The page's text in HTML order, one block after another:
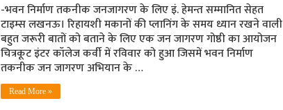
-भवन निर्माण तकनीक जनजागरण के लिए इं. हेमन्त सम्मानित सेहत
टाइम्स लखनऊ। रिहायशी मकानों की प्लानिंग के समय ध्यान रखने वाली
बहुत जरूरी बातों को बताने के लिए एक जन जागरण गोष्ठी का आयोजन
चित्रकूट इंटर कॉलेज कर्वी में रविवार को हुआ जिसमें भवन निर्माण
तकनीक जन जागरण अभियान के …
Read More »